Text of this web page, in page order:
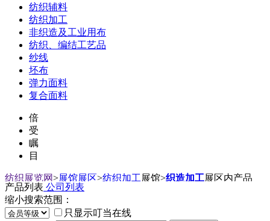
纺织辅料
纺织加工
非织造及工业用布
纺织、编结工艺品
纱线
坯布
弹力面料
复合面料
倍
受
瞩
目
纺织展览网>展馆展区>纺织加工展馆>织造加工展区内产品
产品列表 公司列表
缩小搜索范围：
只显示叮当在线